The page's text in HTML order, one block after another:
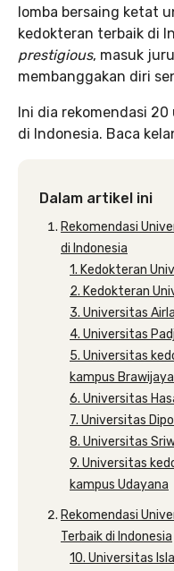
lomba bersaing ketat
kedokteran terbaik di
prestigious, masuk
membanggakan diri
Ini dia rekomendasi
di Indonesia. Baca
Dalam artikel ini
Rekomendasi
di Indonesia
1. Kedokteran
2. Kedokteran
3. Universitas
4. Universitas
5. Universitas
kampus Brawijaya
6. Universitas
7. Universitas
8. Universitas
9. Universitas
kampus Udayana
Rekomendasi
Terbaik di Indonesia
10. Universitas